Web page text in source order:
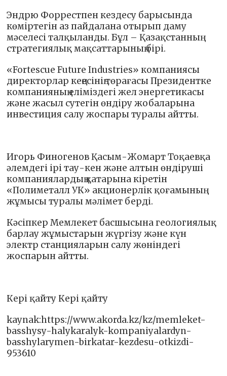
Эндрю Форрестпен кездесу барысында
көміртегін аз пайдалана отырып даму
мәселесі талқыланды. Бұл – Қазақстанның
стратегиялық мақсаттарының бірі.
«Fortescue Future Industries» компаниясы
директорлар кеңесінің төрағасы Президентке
компанияның еліміздегі жел энергетикасы
және жасыл сутегін өндіру жобаларына
инвестиция салу жоспары туралы айтты.
Игорь Финогенов Қасым-Жомарт Тоқаевқа
әлемдегі ірі тау-кен және алтын өндіруші
компаниялардың қатарына кіретін
«Полиметалл УК» акционерлік қоғамының
жұмысы туралы мәлімет берді.
Кәсіпкер Мемлекет басшысына геологиялық
барлау жұмыстарын жүргізу және күн
электр станцияларын салу жөніндегі
жоспарын айтты.
Кері қайту Кері қайту
kaynak:https://www.akorda.kz/kz/memleket-
basshysy-halykaralyk-kompaniyalardyn-
basshylarymen-birkatar-kezdesu-otkizdi-
953610